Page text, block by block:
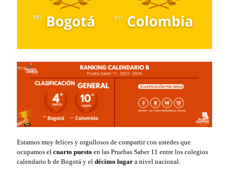
Estamos muy felices y orgullosos de compartir con ustedes que
ocupamos el cuarto puesto en las Pruebas Saber 11 entre los colegios
calendario b de Bogotá y el décimo lugar a nivel nacional.